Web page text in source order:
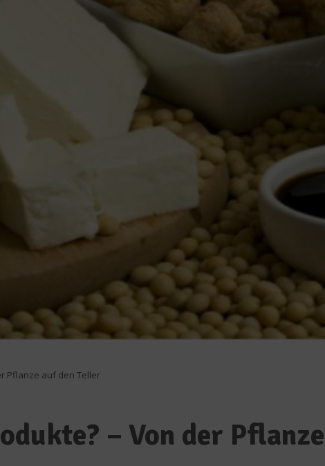
Pflanze auf den Teller
– Von der